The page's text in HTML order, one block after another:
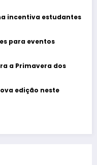
incentiva estudantes
para eventos
a Primavera dos
edição neste